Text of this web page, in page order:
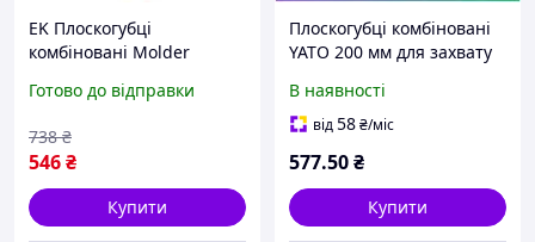
EK Плоскогубці
комбіновані Molder
скручування дроту та
HFX17_E
Готово до відправки
546₴
738 ₴
Купити
Плоскогубці комбіновані
YATO 200 мм для захвату
інструмент для роботи
В наявності
від58₴/міс
577.50₴
Купити